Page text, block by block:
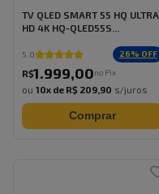
TV QLED SMART 55 HQ ULTRA
HD 4K HQ-QLED55S...
5.0 26% OFF
R$1.999,00no Pix
ou 10x de R$ 209,90 s/juros
Comprar